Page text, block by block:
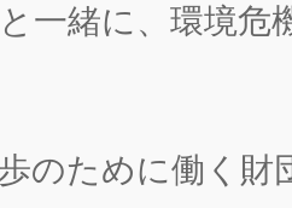
一緒に、環境